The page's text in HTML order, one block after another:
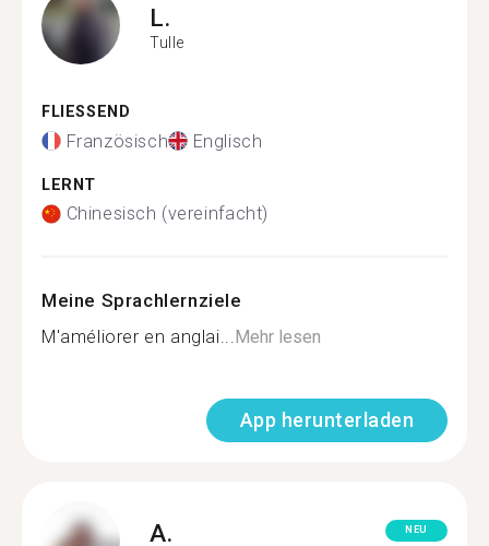
L.
Tulle
FLIESSEND
Französisch Englisch
LERNT
Chinesisch (vereinfacht)
Meine Sprachlernziele
M'améliorer en anglai...Mehr lesen
App herunterladen
A. NEU